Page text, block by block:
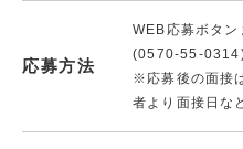
応募方法
WEB応募ボタン
(0570-55-0314)
※応募後の面接
者より面接日な